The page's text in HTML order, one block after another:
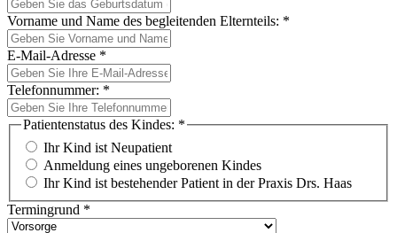
Vorname und Name des begleitenden Elternteils: *
E-Mail-Adresse *
Telefonnummer: *
Patientenstatus des Kindes: *
Ihr Kind ist Neupatient
Anmeldung eines ungeborenen Kindes
Ihr Kind ist bestehender Patient in der Praxis Drs. Haas
Termingrund *